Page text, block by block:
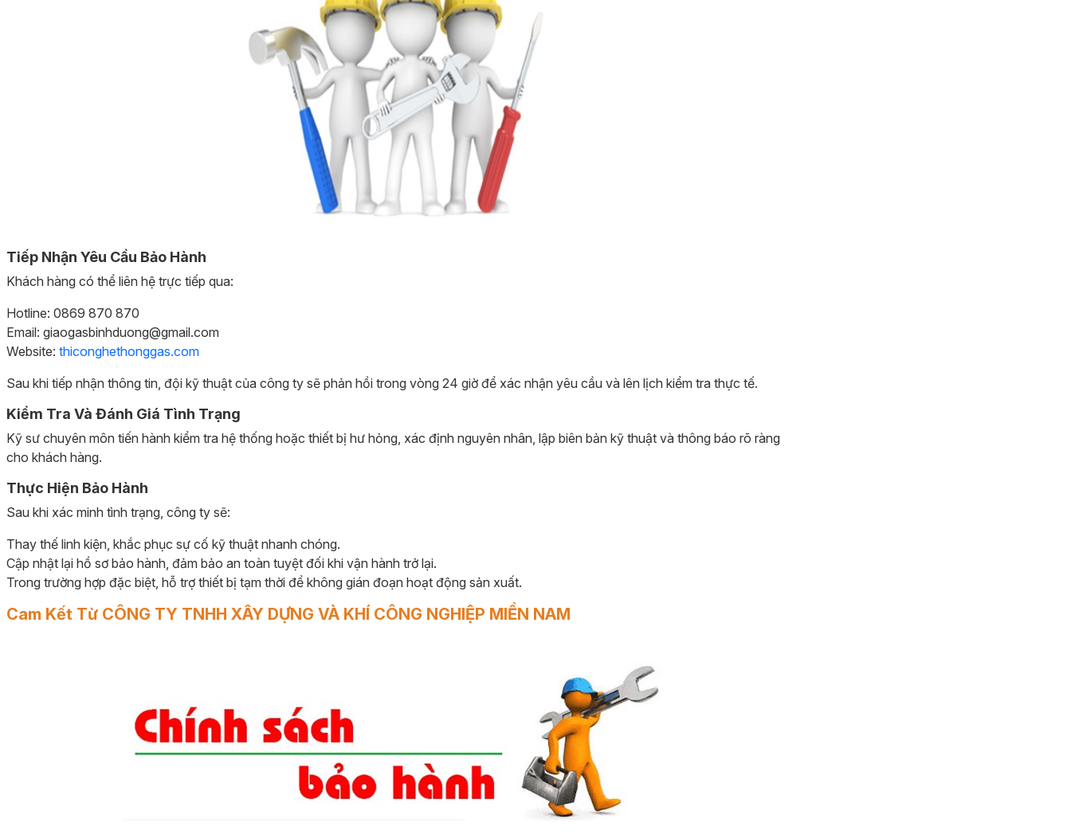
Tiếp Nhận Yêu Cầu Bảo Hành
Khách hàng có thể liên hệ trực tiếp qua:
Hotline: 0869 870 870
Email: giaogasbinhduong@gmail.com
Website: thiconghethonggas.com
Sau khi tiếp nhận thông tin, đội kỹ thuật của công ty sẽ phản hồi trong vòng 24 giờ để xác nhận yêu cầu và lên lịch kiểm tra thực tế.
Kiểm Tra Và Đánh Giá Tình Trạng
Kỹ sư chuyên môn tiến hành kiểm tra hệ thống hoặc thiết bị hư hỏng, xác định nguyên nhân, lập biên bản kỹ thuật và thông báo rõ ràng
cho khách hàng.
Thực Hiện Bảo Hành
Sau khi xác minh tình trạng, công ty sẽ:
Thay thế linh kiện, khắc phục sự cố kỹ thuật nhanh chóng.
Cập nhật lại hồ sơ bảo hành, đảm bảo an toàn tuyệt đối khi vận hành trở lại.
Trong trường hợp đặc biệt, hỗ trợ thiết bị tạm thời để không gián đoạn hoạt động sản xuất.
Cam Kết Từ CÔNG TY TNHH XÂY DỰNG VÀ KHÍ CÔNG NGHIỆP MIỀN NAM